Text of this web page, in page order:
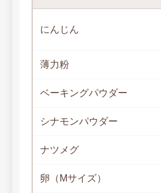
にんじん
薄力粉
ベーキングパウダー
シナモンパウダー
ナツメグ
卵（Mサイズ）